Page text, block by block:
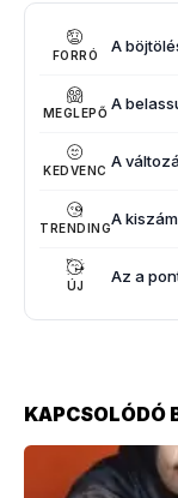
FORRÓ A
MEGLEPŐ A
KEDVENC A
TRENDINGA
ÚJ Az a
KAPCSOLÓDÓ